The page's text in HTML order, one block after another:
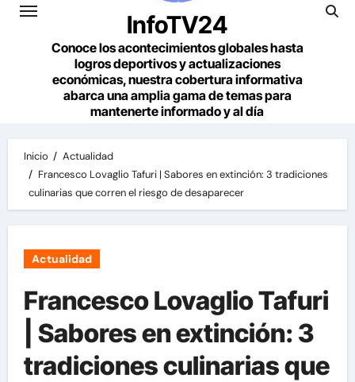
InfoTV24
Conoce los acontecimientos globales hasta
logros deportivos y actualizaciones
económicas, nuestra cobertura informativa
abarca una amplia gama de temas para
mantenerte informado y al día
Inicio
Actualidad
Francesco Lovaglio Tafuri | Sabores en extinción: 3 tradiciones
culinarias que corren el riesgo de desaparecer
Actualidad
Francesco Lovaglio Tafuri
| Sabores en extinción: 3
tradiciones culinarias que